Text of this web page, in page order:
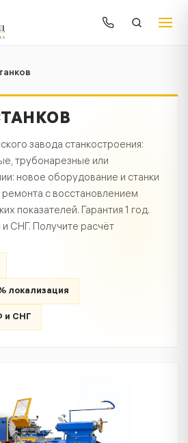
завода станкостроения:
трубонарезные или
новое оборудование и станки
ремонта с восстановлением
показателей. Гарантия 1 год.
СНГ. Получите расчёт
локализация
и СНГ